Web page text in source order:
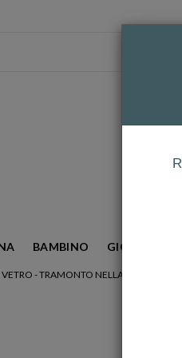
BAMBINO GIOIELLERIA
- TRAMONTO NELLA FORESTA